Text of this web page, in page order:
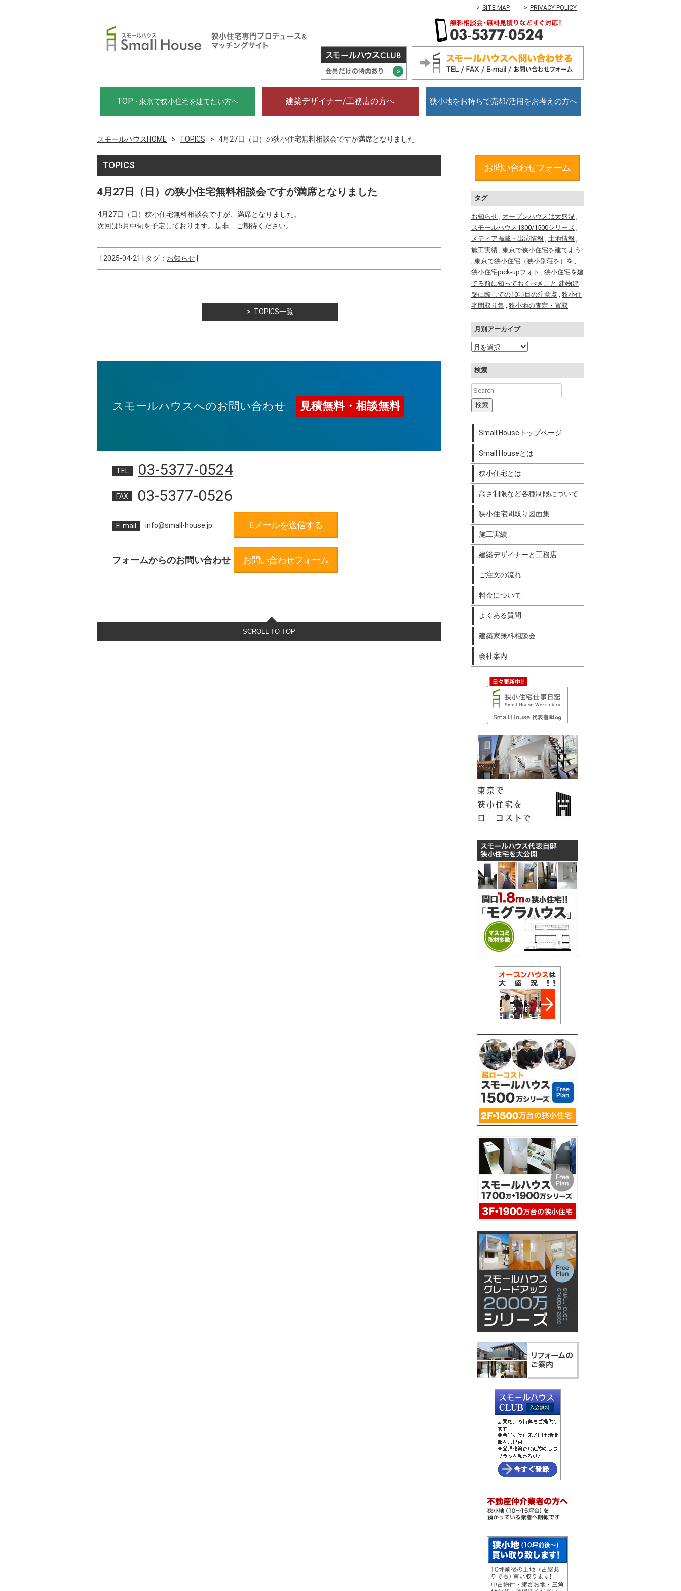
SITE MAP PRIVACY POLICY
TOP - 東京で狭小住宅を建てたい方へ 建築デザイナー/工務店の方へ 狭小地をお持ちで売却/活用をお考えの方へ
スモールハウスHOME TOPICS 4月27日（日）の狭小住宅無料相談会ですが満席となりました
TOPICS
4月27日（日）の狭小住宅無料相談会ですが満席となりました
4月27日（日）狭小住宅無料相談会ですが、満席となりました。
次回は5月中旬を予定しております。是非、ご期待ください。
2025-04-21 タグ： お知らせ
TOPICS一覧
スモールハウスへのお問い合わせ 見積無料・相談無料
TEL 03-5377-0524
FAX 03-5377-0526
E-mail info@small-house.jp Eメールを送信する
フォームからのお問い合わせ お問い合わせフォーム
SCROLL TO TOP
お問い合わせフォーム
タグ
お知らせ , オープンハウスは大盛況 ,
スモールハウス1300/1500シリーズ ,
メディア掲載・出演情報 , 土地情報 ,
施工実績 , 東京で狭小住宅を建てよう!
, 東京で狭小住宅（狭小別荘を）を ,
狭小住宅pick-upフォト , 狭小住宅を建
てる前に知っておくべきこと-建物建
築に際しての10項目の注意点 , 狭小住
宅間取り集 , 狭小地の査定・買取
月別アーカイブ
検索
Small Houseトップページ
Small Houseとは
狭小住宅とは
高さ制限など各種制限について
狭小住宅間取り図面集
施工実績
建築デザイナーと工務店
ご注文の流れ
料金について
よくある質問
建築家無料相談会
会社案内